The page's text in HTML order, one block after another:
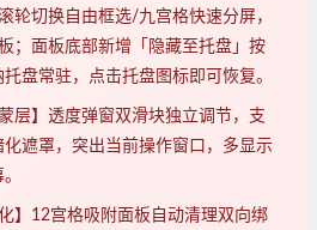
轮切换自由框选/九宫格快速分屏，
；面板底部新增「隐藏至托盘」按
盘常驻，点击托盘图标即可恢复。
层】透度弹窗双滑块独立调节，支
遮罩，突出当前操作窗口，多显示
】12宫格吸附面板自动清理双向绑